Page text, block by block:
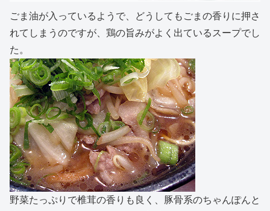
ごま油が入っているようで、どうしてもごまの香りに押さ
れてしまうのですが、鶏の旨みがよく出ているスープでし
た。
野菜たっぷりで椎茸の香りも良く、豚骨系のちゃんぽんと